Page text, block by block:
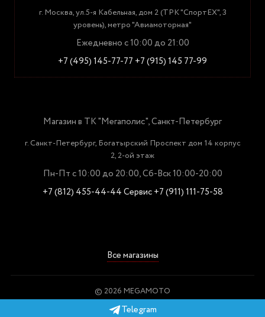
г. Москва, ул.5-я Кабельная, дом 2 (ТРК "СпортЕХ", 3
уровень), метро "Авиамоторная"
Ежедневно с 10:00 до 21:00
+7 (495) 145-77-77 +7 (915) 145 77-99
Магазин в ТК "Мегаполис", Санкт-Петербург
г. Санкт-Петербург, Богатырский Проспект дом 14 корпус
2, 2-ой этаж
Пн-Пт с 10:00 до 20:00, Сб-Вск 10:00-20:00
+7 (812) 455-44-44Сервис +7 (911) 111-75-58
Все магазины
© 2026 MEGAMOTO
Пользовательское соглашение
Telegram